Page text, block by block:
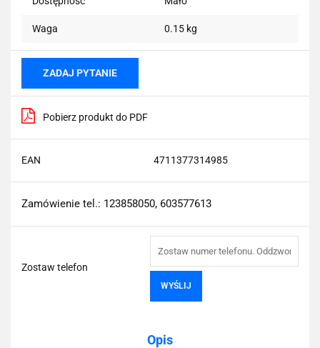
Waga 0.15 kg
ZADAJ PYTANIE
Pobierz produkt do PDF
EAN 4711377314985
Zamówienie tel.: 123858050, 603577613
Zostaw telefon
WYŚLIJ
Opis